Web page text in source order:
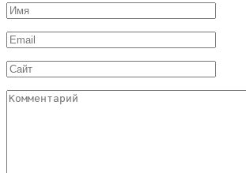
Имя
*
Email
*
Сайт
Комментарий